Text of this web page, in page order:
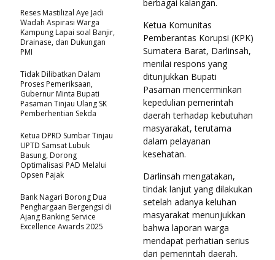
berbagai kalangan.
Ketua Komunitas
Pemberantas Korupsi (KPK)
Sumatera Barat, Darlinsah,
menilai respons yang
ditunjukkan Bupati
Pasaman mencerminkan
kepedulian pemerintah
daerah terhadap kebutuhan
masyarakat, terutama
dalam pelayanan
kesehatan.
Darlinsah mengatakan,
tindak lanjut yang dilakukan
setelah adanya keluhan
masyarakat menunjukkan
bahwa laporan warga
mendapat perhatian serius
dari pemerintah daerah.
Reses Mastilizal Aye Jadi
Wadah Aspirasi Warga
Kampung Lapai soal Banjir,
Drainase, dan Dukungan
PMI
Tidak Dilibatkan Dalam
Proses Pemeriksaan,
Gubernur Minta Bupati
Pasaman Tinjau Ulang SK
Pemberhentian Sekda
Ketua DPRD Sumbar Tinjau
UPTD Samsat Lubuk
Basung, Dorong
Optimalisasi PAD Melalui
Opsen Pajak
Bank Nagari Borong Dua
Penghargaan Bergengsi di
Ajang Banking Service
Excellence Awards 2025